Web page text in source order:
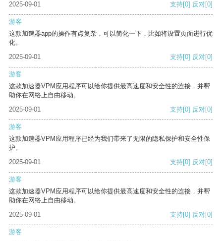
2025-09-01 支持[0] 反对[0]
游客
这款加速器app的操作有点复杂，可以简化一下，比如将设置页面进行优
化。
2025-09-01
支持[0] 反对[0]
游客
这款加速器VPM应用程序可以给你提供最高速度和安全性的连接，并帮
助你在网络上自由移动。
2025-09-01
支持[0] 反对[0]
游客
这款加速器VPM应用程序已经为我们带来了无限的隐私保护和安全性保
护。
2025-09-01
支持[0] 反对[0]
游客
这款加速器VPM应用程序可以给你提供最高速度和安全性的连接，并帮
助你在网络上自由移动。
2025-09-01
支持[0] 反对[0]
游客